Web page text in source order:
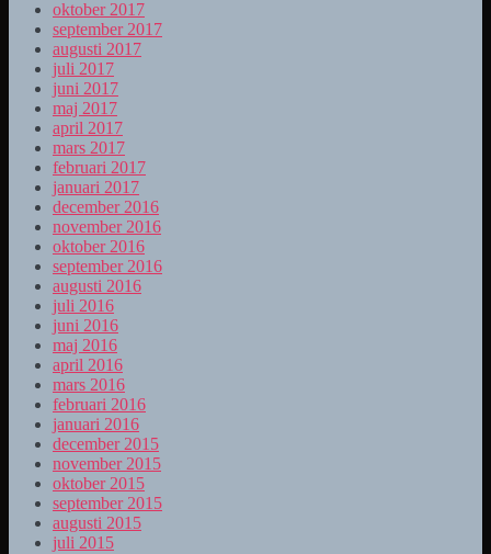
oktober 2017
september 2017
augusti 2017
juli 2017
juni 2017
maj 2017
april 2017
mars 2017
februari 2017
januari 2017
december 2016
november 2016
oktober 2016
september 2016
augusti 2016
juli 2016
juni 2016
maj 2016
april 2016
mars 2016
februari 2016
januari 2016
december 2015
november 2015
oktober 2015
september 2015
augusti 2015
juli 2015